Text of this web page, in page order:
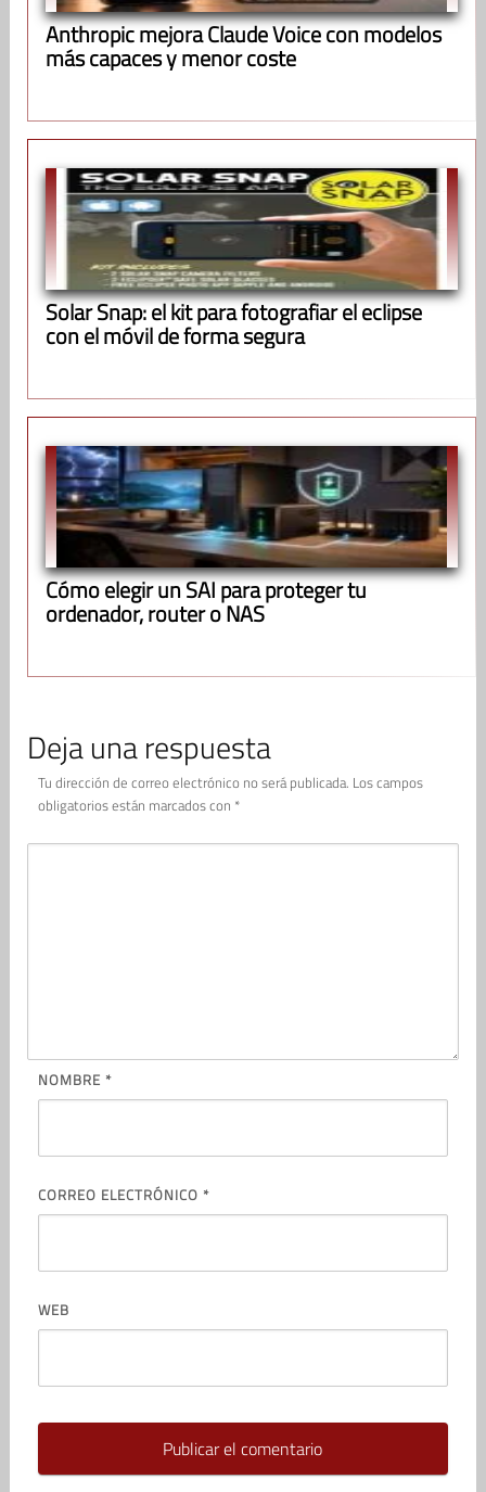
Anthropic mejora Claude Voice con modelos
más capaces y menor coste
Solar Snap: el kit para fotografiar el eclipse
con el móvil de forma segura
Cómo elegir un SAI para proteger tu
ordenador, router o NAS
Deja una respuesta
Tu dirección de correo electrónico no será publicada. Los campos
obligatorios están marcados con *
NOMBRE *
CORREO ELECTRÓNICO *
WEB